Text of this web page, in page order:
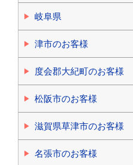
岐阜県
津市のお客様
度会郡大紀町のお客様
松阪市のお客様
滋賀県草津市のお客様
名張市のお客様